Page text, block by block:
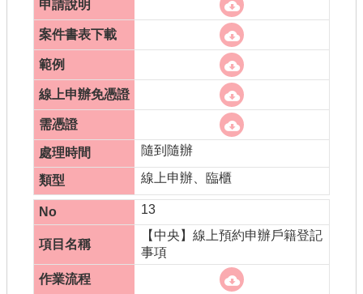
隨到隨辦
線上申辦、臨櫃
13
【中央】線上預約申辦戶籍登記
事項